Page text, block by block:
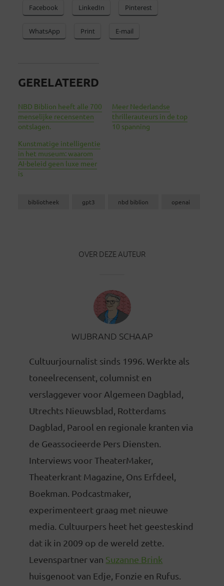
Facebook LinkedIn Pinterest
WhatsApp Print E-mail
GERELATEERD
NBD Biblion heeft alle 700
menselijke recensenten
ontslagen.
Meer Nederlandse
thrillerauteurs in de top
10 spanning
Kunstmatige intelligentie
in het museum: waarom
AI-beleid geen luxe meer
is
bibliotheek gpt3 nbd biblion openai
OVER DEZE AUTEUR
WIJBRAND SCHAAP
Cultuurjournalist sinds 1996. Werkte als
toneelrecensent, columnist en
verslaggever voor Algemeen Dagblad,
Utrechts Nieuwsblad, Rotterdams
Dagblad, Parool en regionale kranten via
de Geassocieerde Pers Diensten.
Interviews voor TheaterMaker,
Theaterkrant Magazine, Ons Erfdeel,
Boekman. Podcastmaker,
experimenteert graag met nieuwe
media. Cultuurpers heet het geesteskind
dat ik in 2009 op de wereld zette.
Levenspartner van Suzanne Brink
huisgenoot van Edje, Fonzie en Rufus.